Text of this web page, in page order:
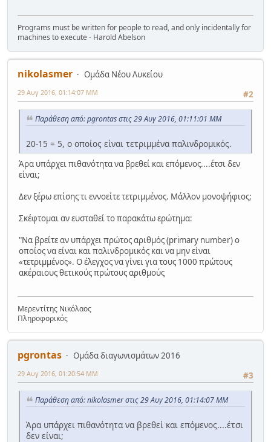
Programs must be written for people to read, and only incidentally for
machines to execute - Harold Abelson
nikolasmer
Ομάδα Νέου Λυκείου
#2
29 Αυγ 2016, 01:14:07 ΜΜ
Παράθεση από: pgrontas στις 29 Αυγ 2016, 01:11:01 ΜΜ
20-15 = 5, ο οποίος είναι τετριμμένα παλινδρομικός.
Άρα υπάρχει πιθανότητα να βρεθεί και επόμενος....έτσι δεν
είναι;
Δεν ξέρω επίσης τι εννοείτε τετριμμένος. Μάλλον μονοψήφιος;
Σκέφτομαι αν ευσταθεί το παρακάτω ερώτημα:
"Να βρείτε αν υπάρχει πρώτος αριθμός (primary number) ο
οποίος να είναι και παλινδρομικός και να μην είναι
«τετριμμένος». Ο έλεγχος να γίνει για τους 1000 πρώτους
ακέραιους θετικούς πρώτους αριθμούς
Μερεντίτης Νικόλαος
Πληροφορικός
pgrontas
Ομάδα διαγωνισμάτων 2016
#3
29 Αυγ 2016, 01:20:54 ΜΜ
Παράθεση από: nikolasmer στις 29 Αυγ 2016, 01:14:07 ΜΜ
Άρα υπάρχει πιθανότητα να βρεθεί και επόμενος....έτσι
δεν είναι;